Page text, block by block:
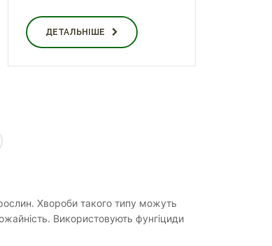
ДЕТАЛЬНІШЕ
Хвороби такого типу можуть
Використовують фунгіциди